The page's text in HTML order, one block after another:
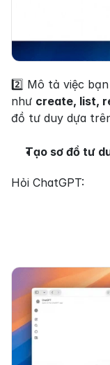
2️⃣ Mô tả việc
như create, list,
đồ tư duy dựa
Tạo sơ đồ tư
Hỏi ChatGPT: